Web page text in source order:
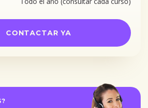
CONTACTAR YA